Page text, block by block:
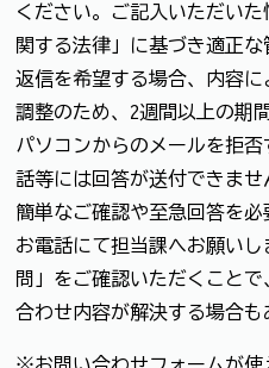
ください。ご記入いただい
関する法律」に基づき適正な
返信を希望する場合、内容
調整のため、2週間以上の期
パソコンからのメールを拒
話等には回答が送付できませ
簡単なご確認や至急回答を
お電話にて担当課へお願い
問」をご確認いただくこと
合わせ内容が解決する場合も
※お問い合わせフォームが使